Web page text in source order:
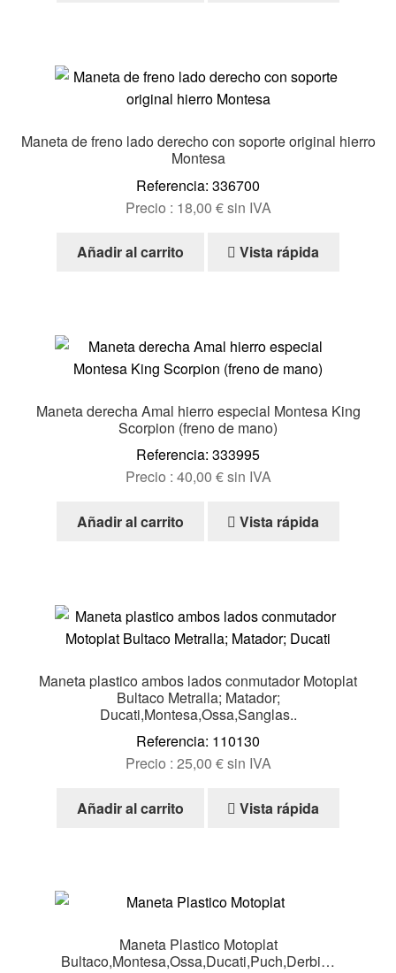
Maneta de freno lado derecho con soporte original hierro
Montesa
Referencia: 336700
Precio : 18,00 €sin IVA
Añadir al carrito Vista rápida
Maneta derecha Amal hierro especial Montesa King
Scorpion (freno de mano)
Referencia: 333995
Precio : 40,00 €sin IVA
Añadir al carrito Vista rápida
Maneta plastico ambos lados conmutador Motoplat
Bultaco Metralla; Matador;
Ducati,Montesa,Ossa,Sanglas..
Referencia: 110130
Precio : 25,00 €sin IVA
Añadir al carrito Vista rápida
Maneta Plastico Motoplat
Bultaco,Montesa,Ossa,Ducati,Puch,Derbi…